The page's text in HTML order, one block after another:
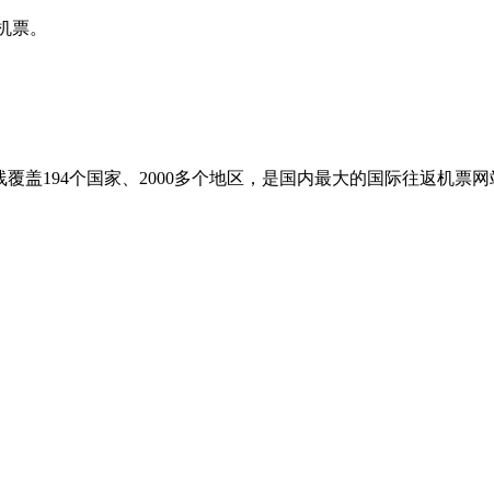
。
盖194个国家、2000多个地区，是国内最大的国际往返机票网